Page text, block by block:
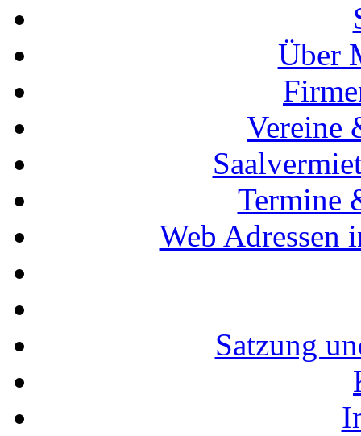
Über
Vereine
Termine
Web Adressen
Satzung